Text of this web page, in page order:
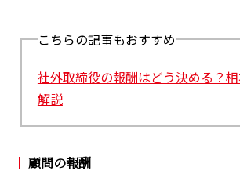
こちらの記事もおすすめ
社外取締役の報酬はどう決める？
解説
顧問の報酬